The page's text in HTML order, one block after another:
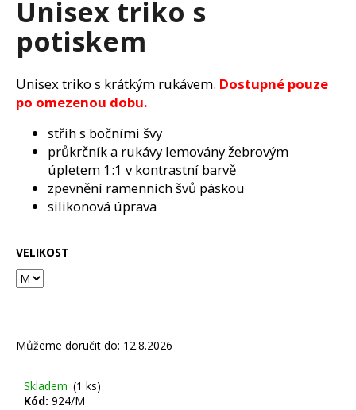
Unisex triko s
potiskem
Unisex triko s krátkým rukávem. Dostupné pouze
po omezenou dobu.
střih s bočními švy
průkrčník a rukávy lemovány žebrovým
úpletem 1:1 v kontrastní barvě
zpevnění ramenních švů páskou
silikonová úprava
VELIKOST
Můžeme doručit do: 12.8.2026
Skladem (1 ks)
Kód: 924/M
a
j
í
t
?
HLEDAT
D
o
p
u
č